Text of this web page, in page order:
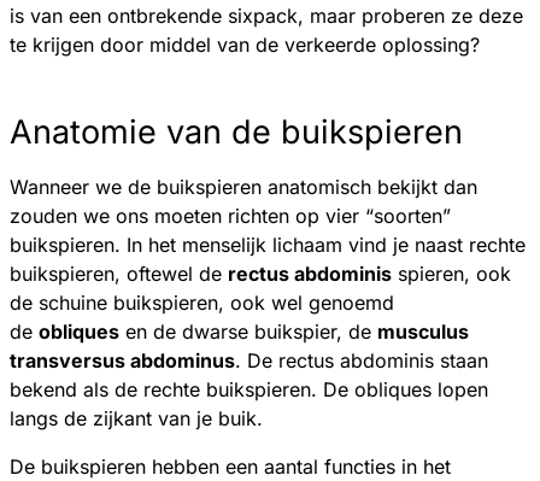
is van een ontbrekende sixpack, maar proberen ze deze
te krijgen door middel van de verkeerde oplossing?
Anatomie van de buikspieren
Wanneer we de buikspieren anatomisch bekijkt dan
zouden we ons moeten richten op vier “soorten”
buikspieren. In het menselijk lichaam vind je naast rechte
buikspieren, oftewel de rectus abdominis spieren, ook
de schuine buikspieren, ook wel genoemd
de obliques en de dwarse buikspier, de musculus
transversus abdominus. De rectus abdominis staan
bekend als de rechte buikspieren. De obliques lopen
langs de zijkant van je buik.
De buikspieren hebben een aantal functies in het